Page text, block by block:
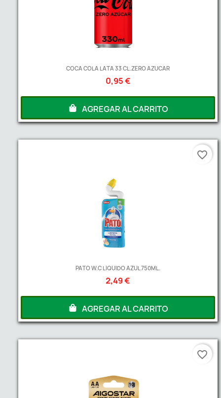
COCA COLA LATA 33 CL.ZERO AZUCAR
0,95 €
AGREGAR AL CARRITO
PATO W.C LIQUIDO AZUL 750ML.
2,49 €
AGREGAR AL CARRITO
favorite_border
favorite_border